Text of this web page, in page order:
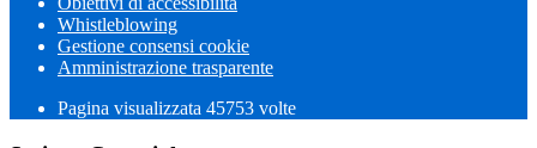
Whistleblowing
Gestione consensi cookie
Amministrazione trasparente
Pagina visualizzata 45753 volte